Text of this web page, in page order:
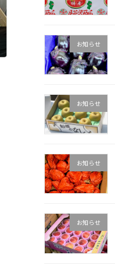
お知らせ
お知らせ
お知らせ
お知らせ